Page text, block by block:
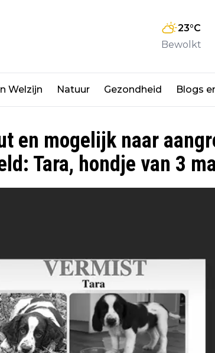
23°C
Bewolkt
Welzijn Natuur Gezondheid Blogs
en mogelijk naar
Tara, hondje van 3